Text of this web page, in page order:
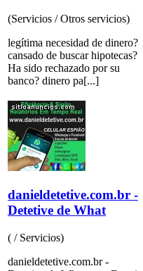
(Servicios / Otros servicios)
legítima necesidad de dinero?
cansado de buscar hipotecas?
Ha sido rechazado por su
banco? dinero pa[...]
danieldetetive.com.br -
Detetive de What
( / Servicios)
danieldetetive.com.br -